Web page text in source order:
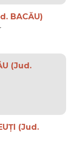
BACĂU)
(Jud.
(Jud.